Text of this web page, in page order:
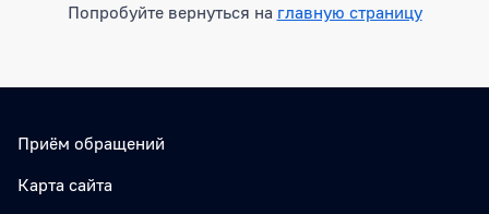
Попробуйте вернуться на главную страницу
Приём обращений
Карта сайта